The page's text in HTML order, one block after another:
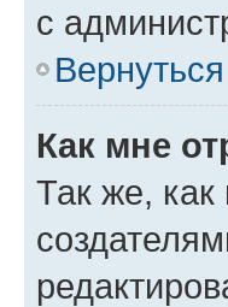
с
Как мне
Так же, как